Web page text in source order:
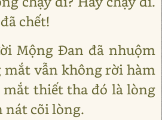
chết!
Mộng Ðan đã nhuộm
mắt vẫn không rời hàm
mắt thiết tha đó là lòng
nát cõi lòng.